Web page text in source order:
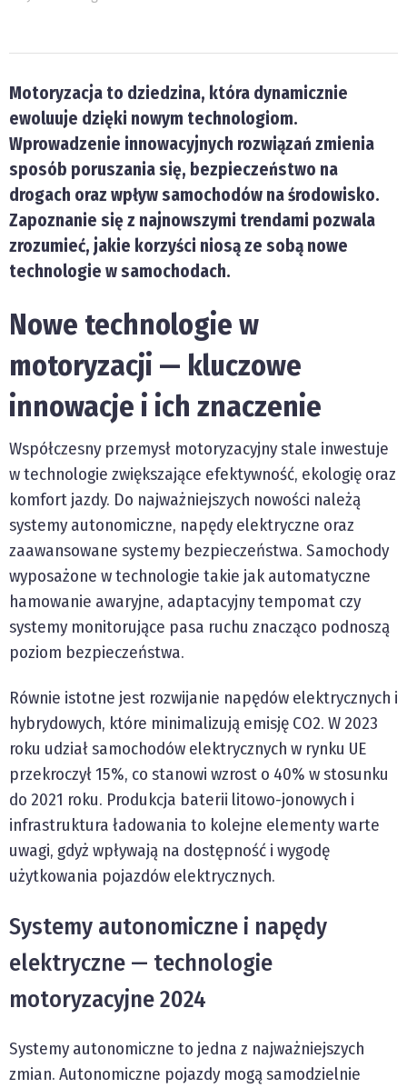
Motoryzacja to dziedzina, która dynamicznie
ewoluuje dzięki nowym technologiom.
Wprowadzenie innowacyjnych rozwiązań zmienia
sposób poruszania się, bezpieczeństwo na
drogach oraz wpływ samochodów na środowisko.
Zapoznanie się z najnowszymi trendami pozwala
zrozumieć, jakie korzyści niosą ze sobą nowe
technologie w samochodach.
Nowe technologie w
motoryzacji — kluczowe
innowacje i ich znaczenie
Współczesny przemysł motoryzacyjny stale inwestuje
w technologie zwiększające efektywność, ekologię oraz
komfort jazdy. Do najważniejszych nowości należą
systemy autonomiczne, napędy elektryczne oraz
zaawansowane systemy bezpieczeństwa. Samochody
wyposażone w technologie takie jak automatyczne
hamowanie awaryjne, adaptacyjny tempomat czy
systemy monitorujące pasa ruchu znacząco podnoszą
poziom bezpieczeństwa.
Równie istotne jest rozwijanie napędów elektrycznych i
hybrydowych, które minimalizują emisję CO2. W 2023
roku udział samochodów elektrycznych w rynku UE
przekroczył 15%, co stanowi wzrost o 40% w stosunku
do 2021 roku. Produkcja baterii litowo-jonowych i
infrastruktura ładowania to kolejne elementy warte
uwagi, gdyż wpływają na dostępność i wygodę
użytkowania pojazdów elektrycznych.
Systemy autonomiczne i napędy
elektryczne — technologie
motoryzacyjne 2024
Systemy autonomiczne to jedna z najważniejszych
zmian. Autonomiczne pojazdy mogą samodzielnie